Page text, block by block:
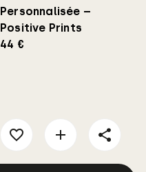
Personnalisée –
Positive Prints
44 €